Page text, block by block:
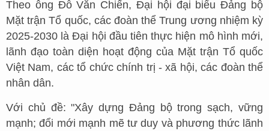
Theo ông Đỗ Văn Chiến, Đại hội đại biểu Đảng bộ
Mặt trận Tổ quốc, các đoàn thể Trung ương nhiệm kỳ
2025-2030 là Đại hội đầu tiên thực hiện mô hình mới,
lãnh đạo toàn diện hoạt động của Mặt trận Tổ quốc
Việt Nam, các tổ chức chính trị - xã hội, các đoàn thể
nhân dân.
Với chủ đề: "Xây dựng Đảng bộ trong sạch, vững
mạnh; đổi mới mạnh mẽ tư duy và phương thức lãnh